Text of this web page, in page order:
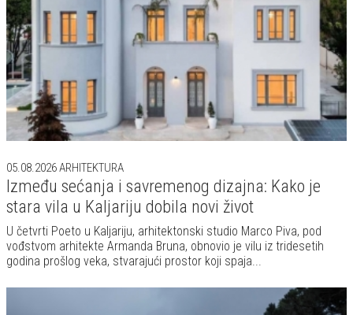
U četvrti Poeto u Kaljariju, arhitektonski studio Marco Piva, pod
vođstvom arhitekte Armanda Bruna, obnovio je vilu iz tridesetih
godina prošlog veka, stvarajući prostor koji spaja...